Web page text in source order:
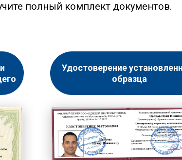
полный комплект документов.
Удостоверение
образца